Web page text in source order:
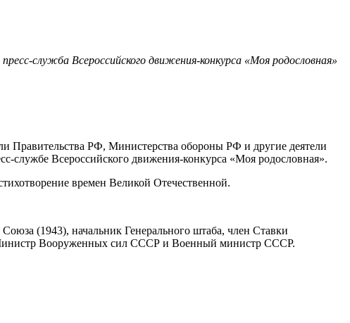
служба Всероссийского движения-конкурса «Моя родословная»
Правительства РФ, Министерства обороны РФ и другие деятели
службе Всероссийского движения-конкурса «Моя родословная».
времен Великой Отечественной.
(1943), начальник Генерального штаба, член Ставки
Министр Вооруженных сил СССР и Военный министр СССР.